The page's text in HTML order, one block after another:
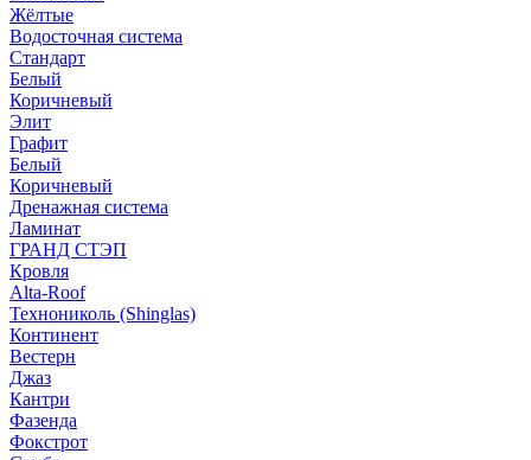
Жёлтые
Водосточная система
Стандарт
Белый
Коричневый
Элит
Графит
Белый
Коричневый
Дренажная система
Ламинат
ГРАНД СТЭП
Кровля
Alta-Roof
Технониколь (Shinglas)
Континент
Вестерн
Джаз
Кантри
Фазенда
Фокстрот